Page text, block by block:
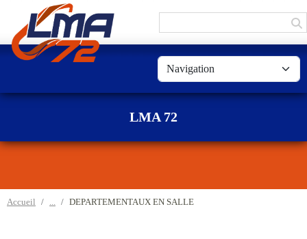
LMA 72
Accueil DEPARTEMENTAUX EN SALLE
Panneau de gestion des cookies